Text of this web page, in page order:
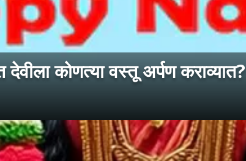
कोणत्या वस्तू अर्पण कराव्यात?